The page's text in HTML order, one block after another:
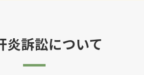
炎訴訟について